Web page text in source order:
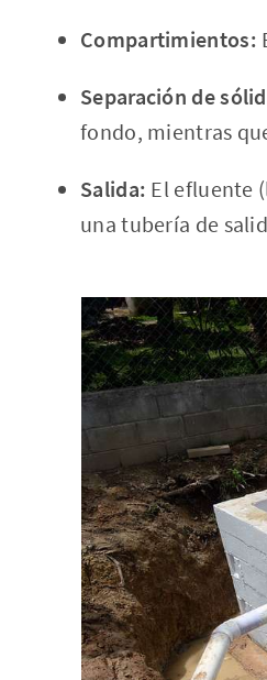
Compartimientos:
Separación de
fondo, mientras
Salida: El efluente
una tubería de